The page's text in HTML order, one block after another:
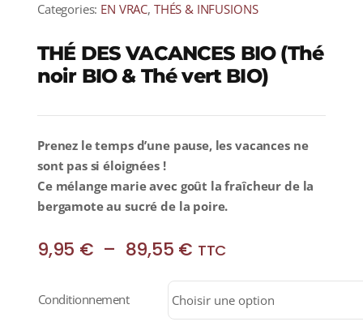
Categories: EN VRAC, THÉS & INFUSIONS
THÉ DES VACANCES BIO (Thé
noir BIO & Thé vert BIO)
Prenez le temps d’une pause, les vacances ne
sont pas si éloignées !
Ce mélange marie avec goût la fraîcheur de la
bergamote au sucré de la poire.
9,95 € – 89,55 € Plage
prix :
9,95 €
TTC
Conditionnement